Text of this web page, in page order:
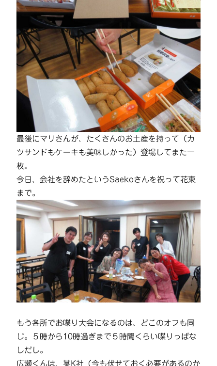
最後にマリさんが、たくさんのお土産を持って（カ
ツサンドもケーキも美味しかった）登場してまた一
枚。
今日、会社を辞めたというSaekoさんを祝って花束
まで。
もう各所でお喋り大会になるのは、どこのオフも同
じ。５時から10時過ぎまで５時間くらい喋りっぱな
しだし。
広瀬くんは、某K社（今も伏せておく必要があるのか